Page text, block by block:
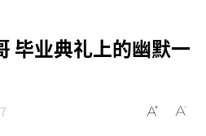
毕业典礼上的幽默一